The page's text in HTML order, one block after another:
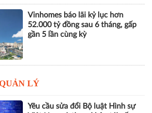
Vinhomes báo lãi kỷ lục hơn
52.000 tỷ đồng sau 6 tháng, gấp
gần 5 lần cùng kỳ
LÝ
Yêu cầu sửa đổi Bộ luật Hình sự